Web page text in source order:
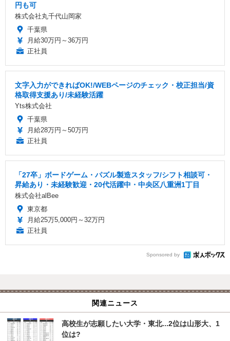
円も可
株式会社丸千代山岡家
千葉県
月給30万円～36万円
正社員
文字入力ができればOK!/WEBページのチェック・校正担当/資
格取得支援あり/未経験活躍
Yts株式会社
千葉県
月給28万円～50万円
正社員
「27卒」ボードゲーム・パズル製造スタッフ/シフト相談可・
昇給あり・未経験歓迎・20代活躍中・中央区八重洲1丁目
株式会社alBee
東京都
月給25万5,000円～32万円
正社員
Sponsored by
関連ニュース
高校生が志願したい大学・東北...2位は山形大、1
位は?